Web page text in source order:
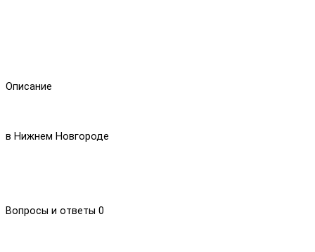
Описание
в Нижнем Новгороде
Вопросы и ответы 0